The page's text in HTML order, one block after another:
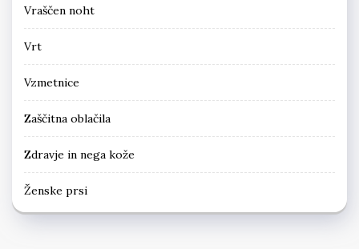
Vraščen noht
Vrt
Vzmetnice
Zaščitna oblačila
Zdravje in nega kože
Ženske prsi